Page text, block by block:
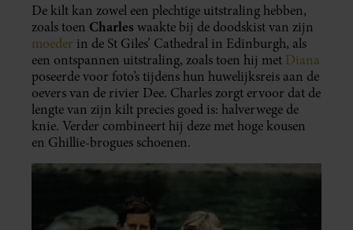
De kilt kan zowel een plechtige uitstraling hebben,
zoals toen Charles waakte bij de doodskist van zijn
moeder in de St Giles’ Cathedral in Edinburgh, als
een ontspannen uitstraling, zoals toen hij met Diana
poseerde voor foto’s tijdens hun huwelijksreis aan de
oevers van de rivier Dee. Charles zorgt ervoor dat de
lengte van zijn kilt precies goed is: halverwege de
knie. Verder combineert hij deze met hoge kousen
en Ghillie-brogues schoenen.